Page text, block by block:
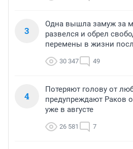
3
Одна вышла замуж за
развелся и обрел
перемены в жизни
30 347 49
4
Потеряют голову от
предупреждают Раков
уже в августе
26 581 7